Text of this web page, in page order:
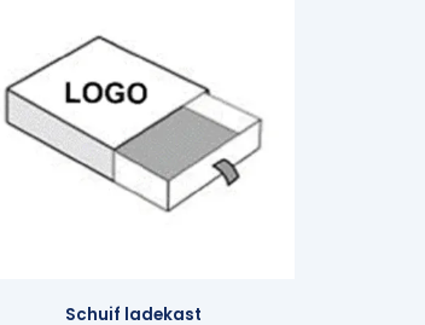
Schuif ladekast